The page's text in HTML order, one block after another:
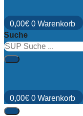
0,00€ 0 Warenkorb
Suche
0,00€ 0 Warenkorb